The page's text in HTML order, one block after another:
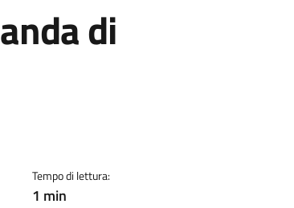
di
Tempo di lettura:
1 min